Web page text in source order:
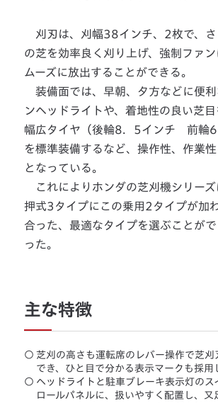
刈刃は、刈幅38インチ、2枚で、さ
の芝を効率良く刈り上げ、強制ファン
ムーズに放出することができる。
装備面では、早朝、夕方などに便利
ンヘッドライトや、着地性の良い芝
幅広タイヤ（後輪8．5インチ 前輪6
を標準装備するなど、操作性、作業
となっている。
これによりホンダの芝刈機シリーズ
押式3タイプにこの乗用2タイプが加
合った、最適なタイプを選ぶことが
った。
主な特徴
○ 芝刈の高さも運転席のレバー操作で芝刈
でき、ひと目で分かる表示マークも採用
○ ヘッドライトと駐車ブレーキ表示灯のス
ロールパネルに、扱いやすく配置し、又